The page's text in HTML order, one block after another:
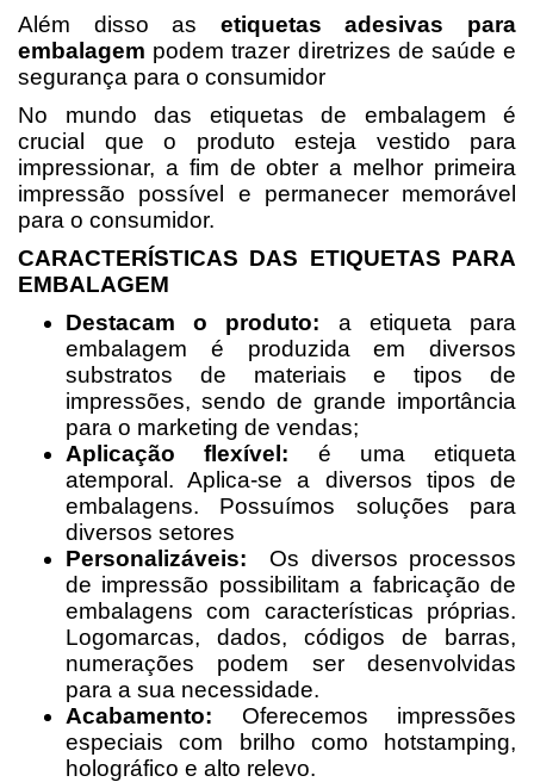
Além disso as etiquetas adesivas para
embalagem podem trazer diretrizes de saúde e
segurança para o consumidor
No mundo das etiquetas de embalagem é
crucial que o produto esteja vestido para
impressionar, a fim de obter a melhor primeira
impressão possível e permanecer memorável
para o consumidor.
CARACTERÍSTICAS DAS ETIQUETAS PARA
EMBALAGEM
Destacam o produto: a etiqueta para
embalagem é produzida em diversos
substratos de materiais e tipos de
impressões, sendo de grande importância
para o marketing de vendas;
Aplicação flexível: é uma etiqueta
atemporal. Aplica-se a diversos tipos de
embalagens. Possuímos soluções para
diversos setores
Personalizáveis: Os diversos processos
de impressão possibilitam a fabricação de
embalagens com características próprias.
Logomarcas, dados, códigos de barras,
numerações podem ser desenvolvidas
para a sua necessidade.
Acabamento: Oferecemos impressões
especiais com brilho como hotstamping,
holográfico e alto relevo.